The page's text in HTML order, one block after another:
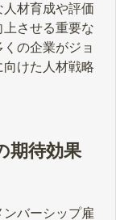
材育成や評価
させる重要な
の企業がジョ
けた人材戦略
期待効果
バーシップ雇